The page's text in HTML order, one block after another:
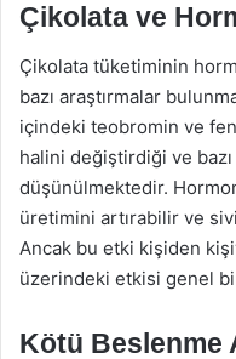
Çikolata ve
Çikolata tüketiminin
bazı araştırmalar
içindeki teobromin ve
halini değiştirdiği ve bazı
düşünülmektedir.
üretimini artırabilir ve
Ancak bu etki kişiden
üzerindeki etkisi genel
Kötü Beslenme